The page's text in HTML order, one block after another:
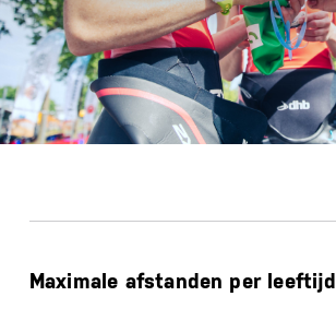
Maximale afstanden per leeftijd